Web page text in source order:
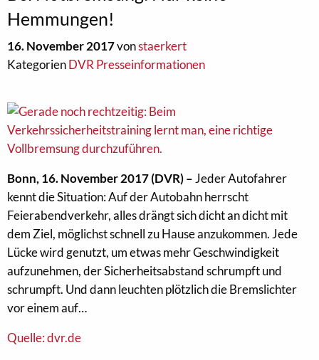
Hemmungen!
16. November 2017vonstaerkert
KategorienDVR Presseinformationen
Bonn, 16. November 2017 (DVR) – Jeder Autofahrer
kennt die Situation: Auf der Autobahn herrscht
Feierabendverkehr, alles drängt sich dicht an dicht mit
dem Ziel, möglichst schnell zu Hause anzukommen. Jede
Lücke wird genutzt, um etwas mehr Geschwindigkeit
aufzunehmen, der Sicherheitsabstand schrumpft und
schrumpft. Und dann leuchten plötzlich die Bremslichter
vor einem auf…
Quelle: dvr.de